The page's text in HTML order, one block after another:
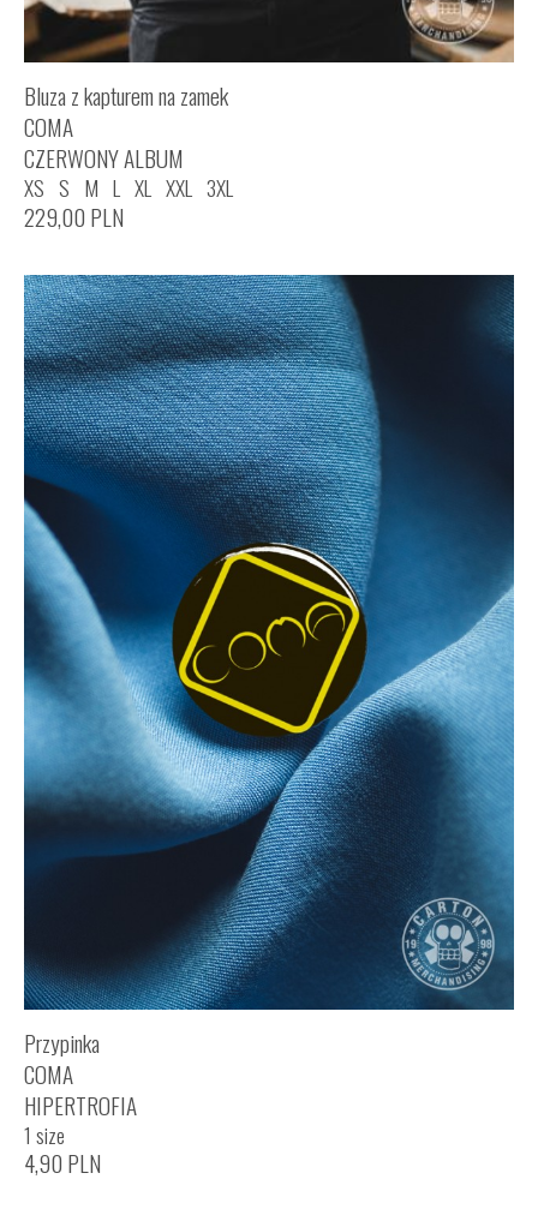
Bluza z kapturem na zamek
COMA
CZERWONY ALBUM
XS S M L XL XXL 3XL
229,00 PLN
Przypinka
COMA
HIPERTROFIA
1 size
4,90 PLN